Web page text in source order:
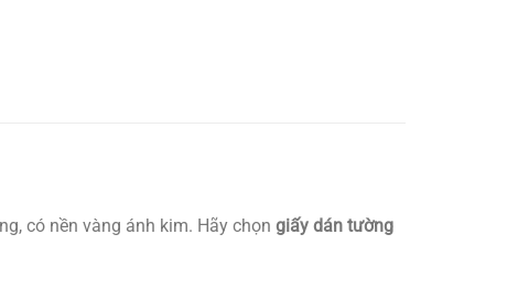
có nền vàng ánh kim. Hãy chọn giấy dán tường